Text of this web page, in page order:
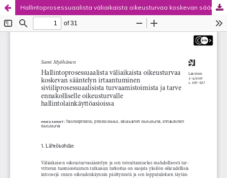
Hallintoprosessuaalista väliaikaista oikeusturvaa koskevan sääntelyn irtaantuminen siviiliprosessuaalisista turvaamistoimista ja tarve ennakolliselle oikeusturvalle hallintolainkäyttöasioissa
Tieteellisten seurain valtuuskunta.